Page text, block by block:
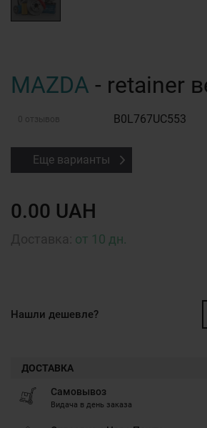
MAZDA - retainer
0 отзывов B0L767UC553
Еще варианты
0.00 UAH
от 10 дн.
Нашли дешевле?
ДОСТАВКА
Самовывоз
Видача в день заказа